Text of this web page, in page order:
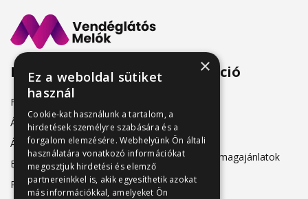
Menü
Friss állásajánlatok
Álláshirdetőknek
Álláskeresőknek
Belépés
Regisztráció
Információ
Adatkezelés
Hirdetési csomagajánlatok
×
Ez a weboldal sütiket
használ
Cookie-kat használunk a tartalom, a
hirdetések személyre szabására és a
forgalom elemzésére. Webhelyünk Ön általi
használatára vonatkozó információkat
megosztjuk hirdetési és elemző
partnereinkkel is, akik egyesíthetik azokat
más információkkal, amelyeket Ön